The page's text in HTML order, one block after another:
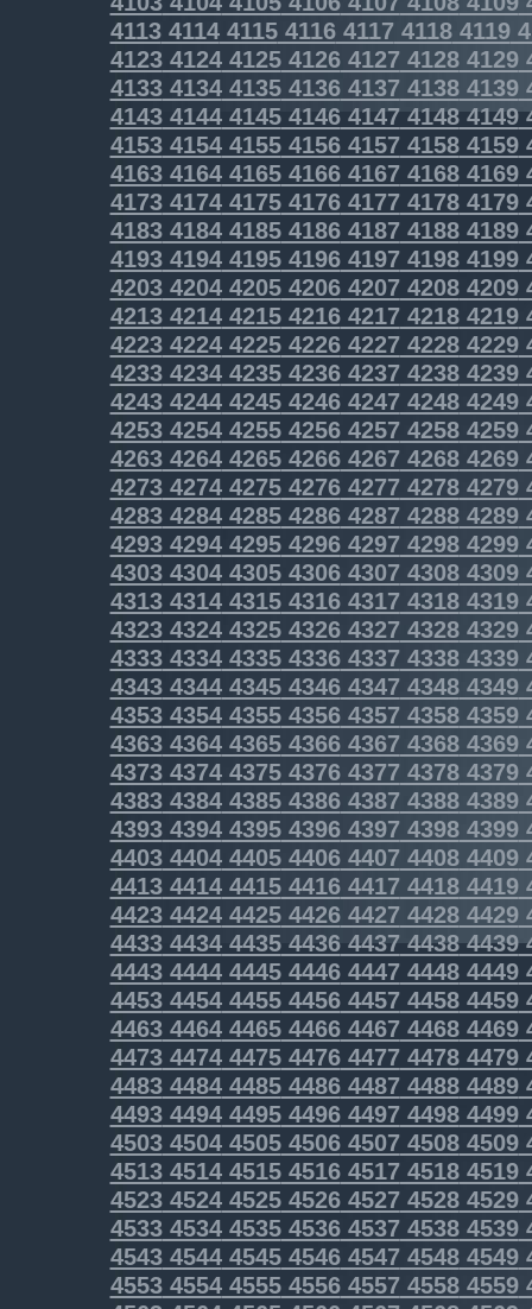
41134114411541164117 41184119
41234124412541264127 41284129
41334134413541364137 41384139
4143414441454146414741484149
4153415441554156415741584159
4163416441654166416741684169
4173417441754176417741784179
4183418441854186418741884189
4193419441954196419741984199
4203420442054206420742084209
4213421442154216421742184219
4223422442254226422742284229
4233423442354236423742384239
4243424442454246424742484249
4253425442554256425742584259
4263426442654266426742684269
4273427442754276427742784279
4283428442854286428742884289
4293429442954296429742984299
4303430443054306430743084309
43134314431543164317 43184319
43234324432543264327 43284329
43334334433543364337 43384339
4343434443454346434743484349
4353435443554356435743584359
43634364436543664367 43684369
43734374437543764377 43784379
43834384438543864387 43884389
43934394439543964397 43984399
44034404440544064407 44084409
44134414441544164417 44184419
44234424442544264427 44284429
4433443444354436443744384439
4443444444454446444744484449
4453445444554456445744584459
4463446444654466446744684469
4473447444754476447744784479
4483448444854486448744884489
4493449444954496449744984499
4503450445054506450745084509
4513451445154516451745184519
4523452445254526452745284529
4533453445354536453745384539
4543454445454546454745484549
4553455445554556455745584559